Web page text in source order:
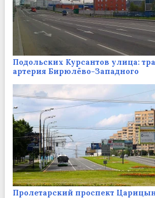
Подольских Курсантов улица:
артерия Бирюлёво-Западного
Пролетарский проспект